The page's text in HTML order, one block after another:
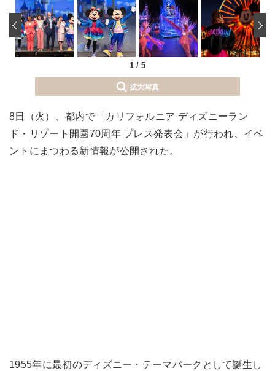
1 / 5
‹
拡大写真
8日（火）、都内で「カリフォルニア ディズニーラン
ド・リゾート開園70周年 プレス発表会」が行われ、イベ
ントにまつわる新情報が公開された。
1955年に最初のディズニー・テーマパークとして誕生し